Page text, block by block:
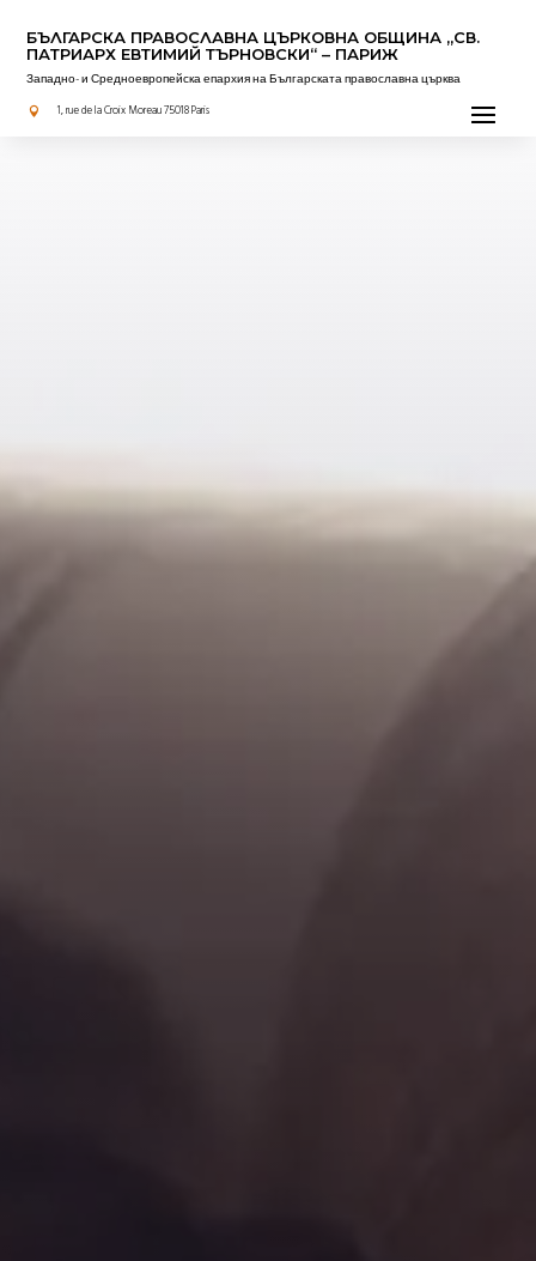
БЪЛГАРСКА ПРАВОСЛАВНА ЦЪРКОВНА OБЩИНА „СВ.
ПАТРИАРХ ЕВТИМИЙ ТЪРНОВСКИ“ – ПАРИЖ
Западно- и Средноевропейска епархия на Българската православна църква
 1, rue de la Croix Moreau 75018 Paris
Прочетено за вас